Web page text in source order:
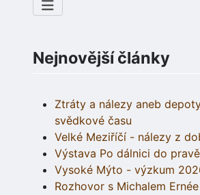
Nejnovější články
Ztráty a nálezy aneb
svědkové času
Velké Meziříčí - nálezy z
Výstava Po dálnici do
Vysoké Mýto - výzkum
Rozhovor s Michalem Ernée